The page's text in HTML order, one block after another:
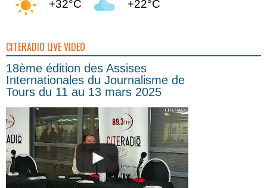
+32°C +22°C
CITERADIO LIVE VIDEO
18ème édition des Assises
Internationales du Journalisme de
Tours du 11 au 13 mars 2025